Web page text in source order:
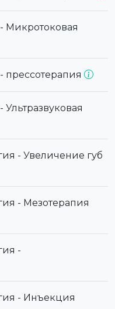
Микротоковая
прессотерапия
- Увеличение губ
- Мезотерапия
-
- Инъекция